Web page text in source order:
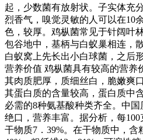
起，少数菌有放射状。子实体充
烈香气，嗅觉灵敏的人可以在10
色，较厚。鸡枞菌常见于针阔叶
包谷地中，基柄与白蚁巢相连，
白蚁窝上先长出小白球菌，之后
营养价值 鸡枞菌具有较高的营养
其肉质肥厚，质细丝白，脆嫩爽
其蛋白质的含量较高，蛋白质中
必需的8种氨基酸种类齐全。中
绝口，营养丰富。据分析，每100
干物质7．39%。在干物质中，含